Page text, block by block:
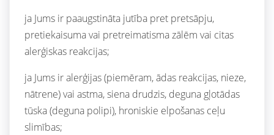
ja Jums ir paaugstināta jutība pret pretsāpju,
pretiekaisuma vai pretreimatisma zālēm vai citas
alerģiskas reakcijas;
ja Jums ir alerģijas (piemēram, ādas reakcijas, nieze,
nātrene) vai astma, siena drudzis, deguna gļotādas
tūska (deguna polipi), hroniskie elpošanas ceļu
slimības;